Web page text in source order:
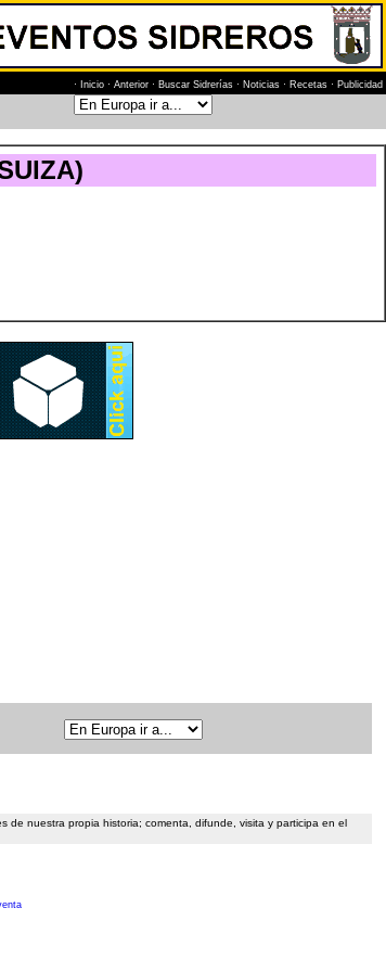
· Inicio · Anterior · Buscar Sidrerías · Noticias · Recetas · Publicidad
de nuestra propia historia; comenta, difunde, visita y participa en el